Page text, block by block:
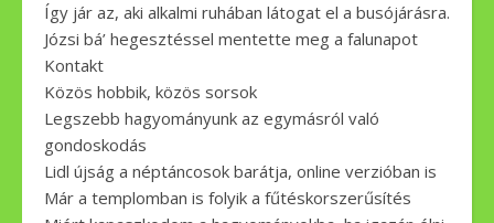
Így jár az, aki alkalmi ruhában látogat el a busójárásra.
Józsi bá’ hegesztéssel mentette meg a falunapot
Kontakt
Közös hobbik, közös sorsok
Legszebb hagyományunk az egymásról való
gondoskodás
Lidl újság a néptáncosok barátja, online verzióban is
Már a templomban is folyik a fűtéskorszerűsítés